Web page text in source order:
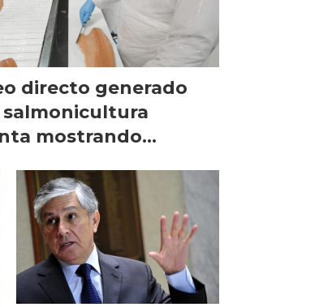
directo generado
salmonicultura
mostrando